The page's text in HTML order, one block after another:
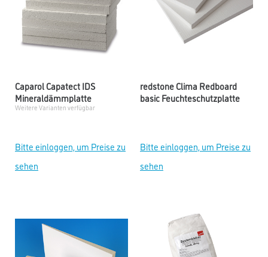
Caparol Capatect IDS
Mineraldämmplatte
Weitere Varianten verfügbar
Bitte einloggen, um Preise zu
sehen
redstone Clima Redboard
basic Feuchteschutzplatte
Bitte einloggen, um Preise zu
sehen